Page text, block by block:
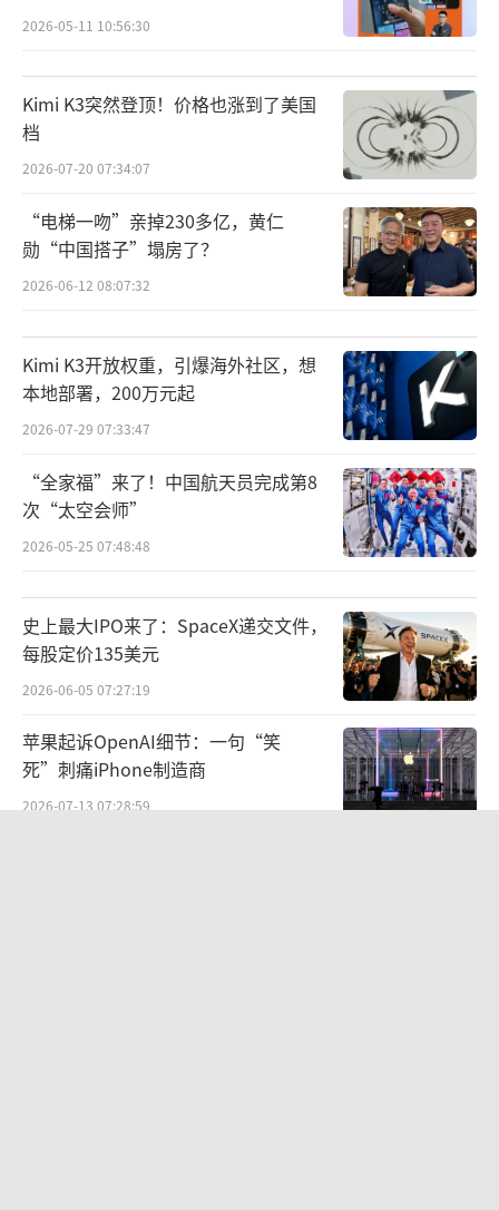
ceX与特斯拉宣布成立合资企业Terafab，整合
种为特斯拉FSD、Optimus和Robotaxi车队优
化的边缘推理处理器，另一种为适应太空环境
的高功率版本，用于支持SpaceX卫星、轨道数
汽车和机器人能解决物理数据的问题，但
这还不够。2022年10月，马斯克以440亿美元
宣称“要让推特的言论更自由”。但回过头来
看，这笔收购为他的商业帝国补上了关键的用
户数据层。
用户数据有了，然后就是着手训练自己的
大模型。2023年3月，马斯克创立xAI，并在同
年11月发布Grok。Grok的核心差异化在于实时
数据访问和独特的个性表达——它直接接入X平
台的实时信息流，能够即时捕捉热点事件、社
交媒体趋势和公众情绪，并以幽默、大胆甚至
略带讽刺的风格回应用户。
值得注意的是，马斯克与OpenAI的渊源更
早。2015年，马斯克作为最大捐赠方参与创立
2026-05-11 10:56:30
Kimi K3突然登顶！价格也涨到了美国
档
2026-07-20 07:34:07
“电梯一吻”亲掉230多亿，黄仁
勋“中国搭子”塌房了？
2026-06-12 08:07:32
Kimi K3开放权重，引爆海外社区，想
本地部署，200万元起
2026-07-29 07:33:47
“全家福”来了！中国航天员完成第8
次“太空会师”
2026-05-25 07:48:48
史上最大IPO来了：SpaceX递交文件，
每股定价135美元
2026-06-05 07:27:19
苹果起诉OpenAI细节：一句“笑
死”刺痛iPhone制造商
2026-07-13 07:28:59